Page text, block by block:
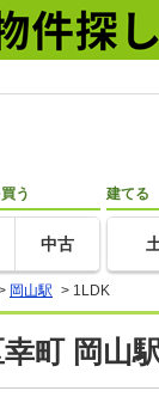
う
中古
建てる
岡山駅 > 1LDK
町 岡山